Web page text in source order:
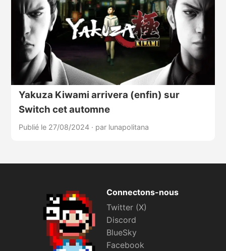
Yakuza Kiwami arrivera (enfin) sur
Switch cet automne
Publié le 27/08/2024 · par lunapolitana
Connectons-nous
Twitter (X)
Discord
BlueSky
Facebook